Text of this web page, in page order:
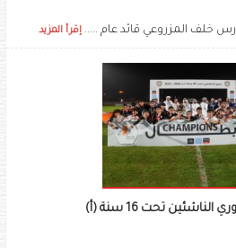
خلف المزروعي قائد عام ..... إقرأ المزيد
تحت 16 سنة (أ)